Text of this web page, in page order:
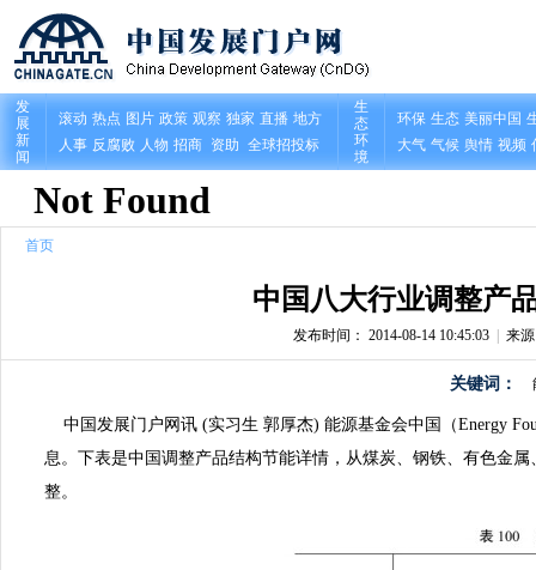
首页
中国八大行业调整产
发布时间： 2014-08-14 10:45:03| 来
关键词：
中国发展门户网讯 (实习生 郭厚杰) 能源基金会中国（Energy
息。下表是中国调整产品结构节能详情，从煤炭、钢铁、有色金
整。